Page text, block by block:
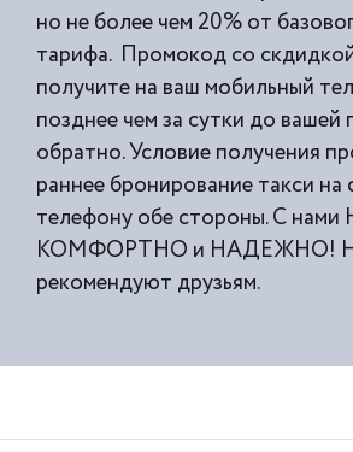
но не более чем 20% от
тарифа. Промокод со
получите на ваш мобильный
позднее чем за сутки до вашей
обратно. Условие получения
раннее бронирование такси на
телефону обе стороны. С
КОМФОРТНО и НАДЕЖНО!
рекомендуют друзьям.